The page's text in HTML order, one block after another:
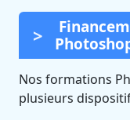
Nos formations
plusieurs